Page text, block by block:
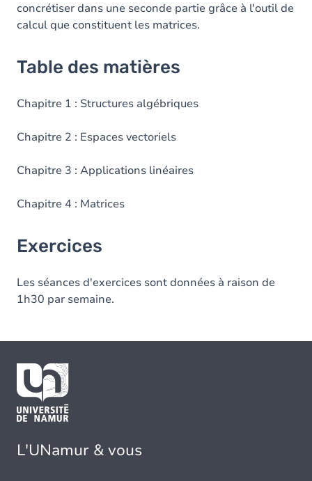
concrétiser dans une seconde partie grâce à l'outil de
calcul que constituent les matrices.
Table des matières
Chapitre 1 : Structures algébriques
Chapitre 2 : Espaces vectoriels
Chapitre 3 : Applications linéaires
Chapitre 4 : Matrices
Exercices
Les séances d'exercices sont données à raison de
1h30 par semaine.
L'UNamur & vous